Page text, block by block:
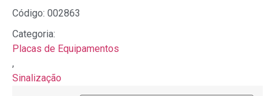
Código: 002863
Categoria:
Placas de Equipamentos
,
Sinalização